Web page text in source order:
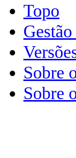
Topo
Sobre
Sobre